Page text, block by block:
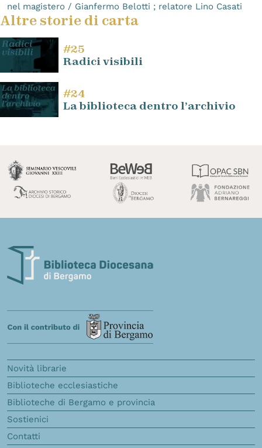
nel magistero / Gianfermo Belotti ; relatore Lino Casati
Altre storie di carta
#25
Radici visibili
#24
La biblioteca dentro l’archivio
Novità librarie
Biblioteche ecclesiastiche
Biblioteche di Bergamo e provincia
Sostienici
Contatti